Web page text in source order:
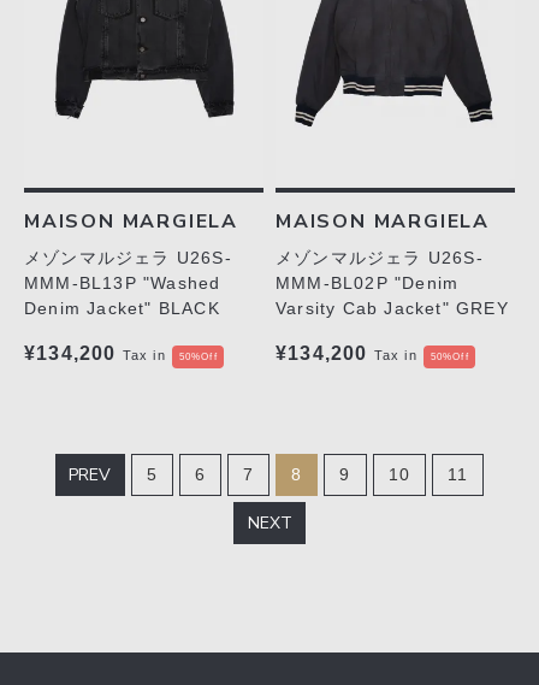
MAISON MARGIELA
メゾンマルジェラ U26S-
MMM-BL13P "Washed
Denim Jacket" BLACK
¥134,200 Tax in 50%Off
MAISON MARGIELA
メゾンマルジェラ U26S-
MMM-BL02P "Denim
Varsity Cab Jacket" GREY
¥134,200 Tax in 50%Off
PREV 5 6 7 8 9 10 11
NEXT